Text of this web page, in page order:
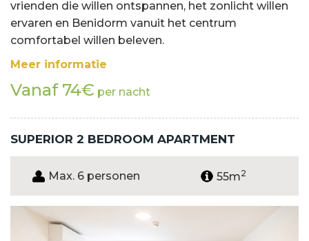
vrienden die willen ontspannen, het zonlicht willen
ervaren en Benidorm vanuit het centrum
comfortabel willen beleven.
Meer informatie
Vanaf 74€ per nacht
SUPERIOR 2 BEDROOM APARTMENT
Max. 6 personen 55m2